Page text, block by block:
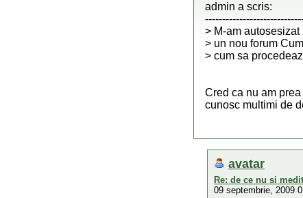
admin a scris:
> M-am
> un nou forum
> cum sa
Cred ca nu am
cunosc multimi de
avatar
Re: de ce nu si
09 septembrie, 2009